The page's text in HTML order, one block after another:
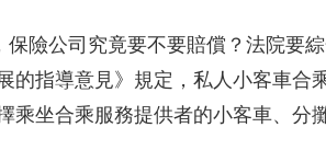
險公司究竟要不要賠償？法院要
的指導意見》規定，私人小客車合
坐合乘服務提供者的小客車、分